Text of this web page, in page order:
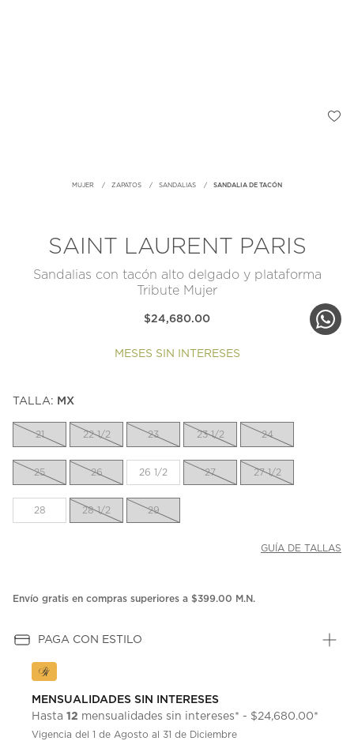
MUJER ZAPATOS SANDALIAS SANDALIA DE TACÓN
SAINT LAURENT PARIS
Sandalias con tacón alto delgado y plataforma
Tribute Mujer
$24,680.00
MESES SIN INTERESES
TALLA: MX
21 22 1/2 23 23 1/2 24
25 26 26 1/2 27 27 1/2
28 28 1/2 29
GUÍA DE TALLAS
Envío gratis en compras superiores a $399.00 M.N.
PAGA CON ESTILO
MENSUALIDADES SIN INTERESES
Hasta 12 mensualidades sin intereses* - $24,680.00*
Vigencia del 1 de Agosto al 31 de Diciembre